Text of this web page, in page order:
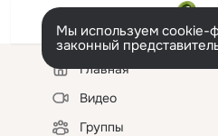
Мы используем cookie-
законный
Левая
колонкаГлавная
Видео
Группы